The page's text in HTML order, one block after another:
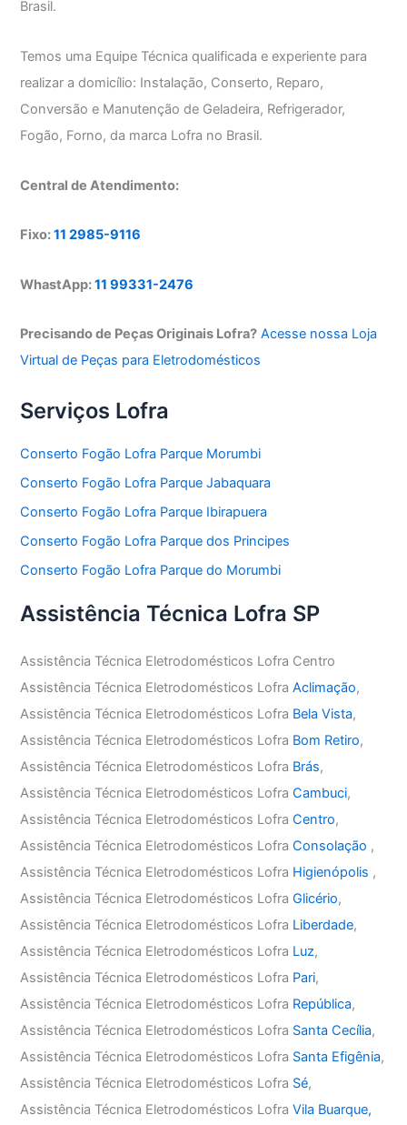
Brasil.
Temos uma Equipe Técnica qualificada e experiente para
realizar a domicílio: Instalação, Conserto, Reparo,
Conversão e Manutenção de Geladeira, Refrigerador,
Fogão, Forno, da marca Lofra no Brasil.
Central de Atendimento:
Fixo:11 2985-9116
WhastApp:11 99331-2476
Precisando de Peças Originais Lofra? Acesse nossa Loja
Virtual de Peças para Eletrodomésticos
Serviços Lofra
Conserto Fogão Lofra Parque Morumbi
Conserto Fogão Lofra Parque Jabaquara
Conserto Fogão Lofra Parque Ibirapuera
Conserto Fogão Lofra Parque dos Principes
Conserto Fogão Lofra Parque do Morumbi
Assistência Técnica Lofra SP
Assistência Técnica Eletrodomésticos Lofra Centro
Assistência Técnica Eletrodomésticos LofraAclimação,
Assistência Técnica Eletrodomésticos Lofra Bela Vista,
Assistência Técnica Eletrodomésticos Lofra Bom Retiro,
Assistência Técnica Eletrodomésticos Lofra Brás,
Assistência Técnica Eletrodomésticos LofraCambuci,
Assistência Técnica Eletrodomésticos LofraCentro,
Assistência Técnica Eletrodomésticos LofraConsolação ,
Assistência Técnica Eletrodomésticos Lofra Higienópolis ,
Assistência Técnica Eletrodomésticos LofraGlicério,
Assistência Técnica Eletrodomésticos Lofra Liberdade,
Assistência Técnica Eletrodomésticos Lofra Luz,
Assistência Técnica Eletrodomésticos Lofra Pari,
Assistência Técnica Eletrodomésticos Lofra República,
Assistência Técnica Eletrodomésticos Lofra Santa Cecília,
Assistência Técnica Eletrodomésticos Lofra Santa Efigênia,
Assistência Técnica Eletrodomésticos Lofra Sé,
Assistência Técnica Eletrodomésticos LofraVila Buarque,